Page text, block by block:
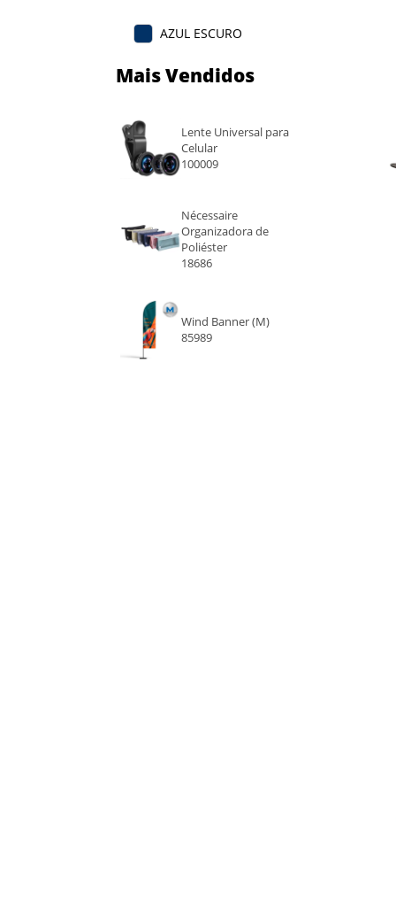
AZUL ESCURO
LARANJA
ROSA CLARO
ROSA ESCURO
AZUL CLARO
CINZA
Mais Vendidos
Lente Universal para
Celular
100009
Nécessaire
Organizadora de
Poliéster
18686
Wind Banner (M)
85989